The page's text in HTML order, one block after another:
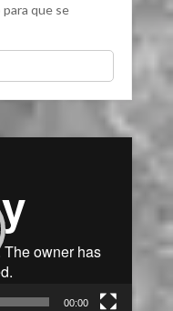
para que se
00:00